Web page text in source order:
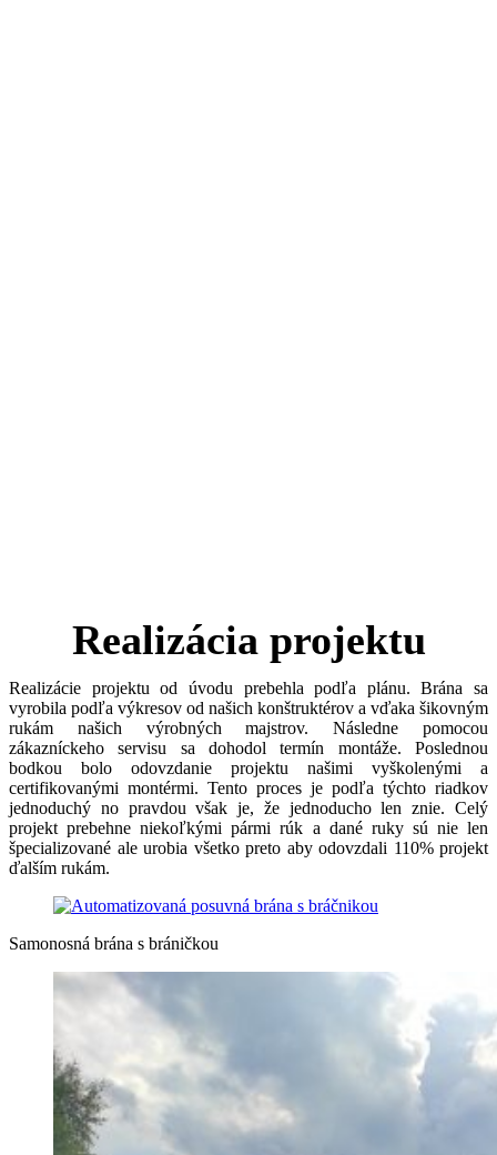
Realizácia projektu
Realizácie projektu od úvodu prebehla podľa plánu. Brána sa
vyrobila podľa výkresov od našich konštruktérov a vďaka šikovným
rukám našich výrobných majstrov. Následne pomocou
zákazníckeho servisu sa dohodol termín montáže. Poslednou
bodkou bolo odovzdanie projektu našimi vyškolenými a
certifikovanými montérmi. Tento proces je podľa týchto riadkov
jednoduchý no pravdou však je, že jednoducho len znie. Celý
projekt prebehne niekoľkými pármi rúk a dané ruky sú nie len
špecializované ale urobia všetko preto aby odovzdali 110% projekt
ďalším rukám.
Samonosná brána s bráničkou